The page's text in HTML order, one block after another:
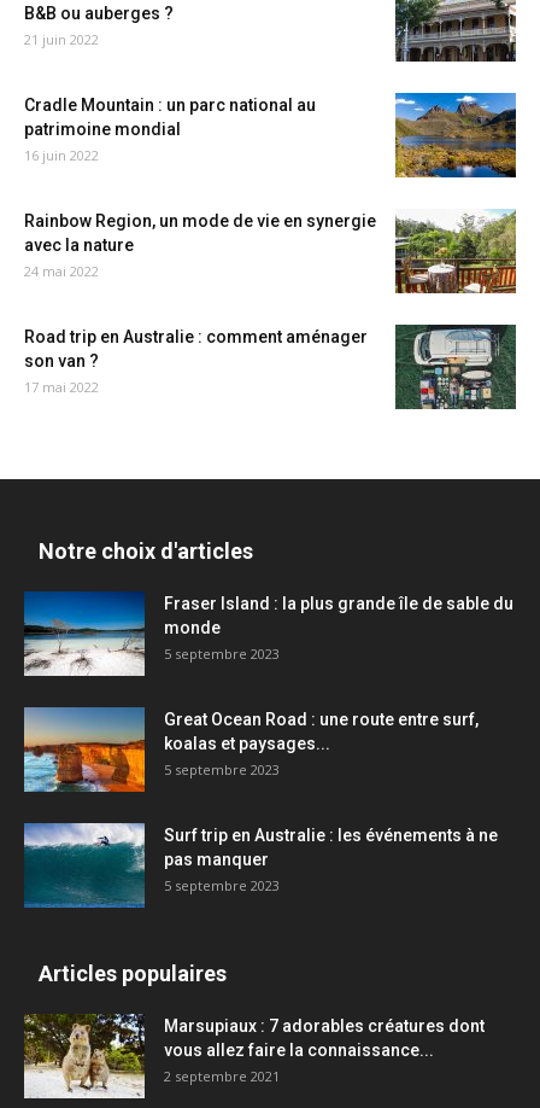
B&B ou auberges ?
21 juin 2022
Cradle Mountain : un parc national au
patrimoine mondial
16 juin 2022
Rainbow Region, un mode de vie en synergie
avec la nature
24 mai 2022
Road trip en Australie : comment aménager
son van ?
17 mai 2022
Notre choix d'articles
Fraser Island : la plus grande île de sable du
monde
5 septembre 2023
Great Ocean Road : une route entre surf,
koalas et paysages...
5 septembre 2023
Surf trip en Australie : les événements à ne
pas manquer
5 septembre 2023
Articles populaires
Marsupiaux : 7 adorables créatures dont
vous allez faire la connaissance...
2 septembre 2021